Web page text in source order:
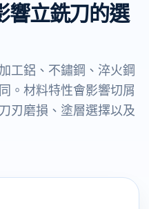
響立銑刀的選
工鋁、不鏽鋼、淬火鋼
。材料特性會影響切屑
刃磨損、塗層選擇以及